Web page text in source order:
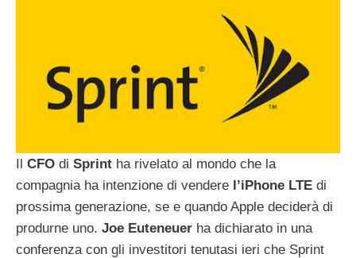
Il CFO di Sprint ha rivelato al mondo che la
compagnia ha intenzione di vendere l’iPhone LTE di
prossima generazione, se e quando Apple deciderà di
produrne uno. Joe Euteneuer ha dichiarato in una
conferenza con gli investitori tenutasi ieri che Sprint